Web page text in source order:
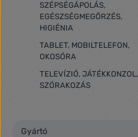
SZÉPSÉGÁPOLÁS,
EGÉSZSÉGMEGŐRZÉS,
HIGIÉNIA
TABLET, MOBILTELEFON,
OKOSÓRA
TELEVÍZIÓ, JÁTÉKKONZOL,
SZÓRAKOZÁS
Gyártó